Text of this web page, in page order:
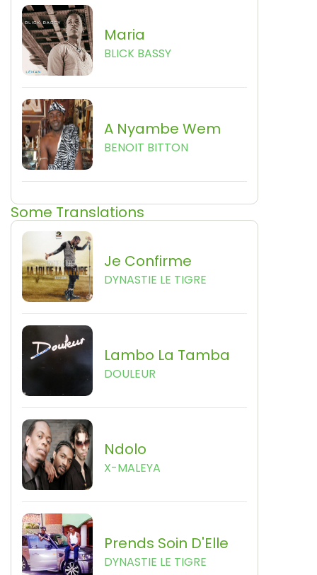
Maria
BLICK BASSY
A Nyambe Wem
BENOIT BITTON
Some Translations
Je Confirme
DYNASTIE LE TIGRE
Lambo La Tamba
DOULEUR
Ndolo
X-MALEYA
Prends Soin D'Elle
DYNASTIE LE TIGRE